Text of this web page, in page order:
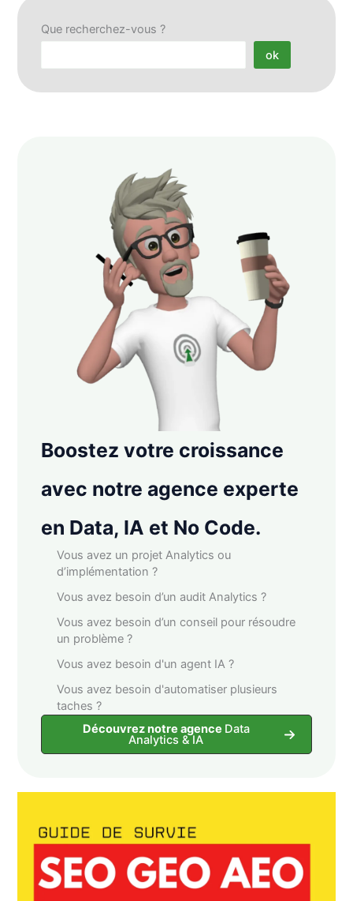
Que recherchez-vous ?
ok
Boostez votre croissance
avec notre agence experte
en Data, IA et No Code.
Vous avez un projet Analytics ou
d’implémentation ?
Vous avez besoin d’un audit Analytics ?
Vous avez besoin d’un conseil pour résoudre
un problème ?
Vous avez besoin d'un agent IA ?
Vous avez besoin d'automatiser plusieurs
taches ?
Découvrez notre agence Data
Analytics & IA